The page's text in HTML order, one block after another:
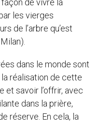
de vivre la
les vierges
de l’arbre qu’est
dans le monde sont
la réalisation de cette
et savoir l’offrir, avec
dans la prière,
réserve. En cela, la